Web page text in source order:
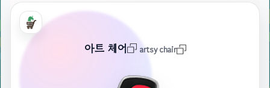
아트 체어 artsy chair